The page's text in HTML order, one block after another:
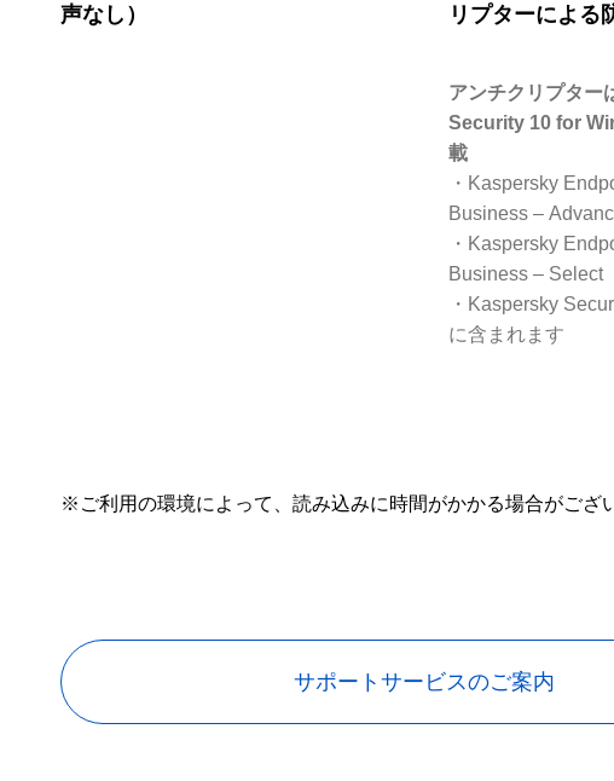
声なし）
リプターによる
アンチクリプタ
Security 10 for
載
・Kaspersky
Business –
・Kaspersky
Business – Select
・Kaspersky
に含まれます
※ご利用の環境によって、読み込みに時間がかかる場合がござ
サポートサービスのご案内